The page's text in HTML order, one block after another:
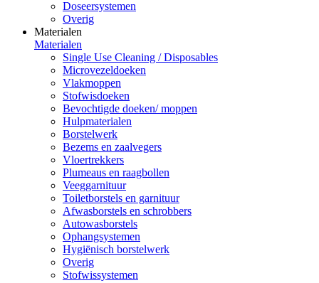
Doseersystemen
Overig
Materialen
Materialen
Single Use Cleaning / Disposables
Microvezeldoeken
Vlakmoppen
Stofwisdoeken
Bevochtigde doeken/ moppen
Hulpmaterialen
Borstelwerk
Bezems en zaalvegers
Vloertrekkers
Plumeaus en raagbollen
Veeggarnituur
Toiletborstels en garnituur
Afwasborstels en schrobbers
Autowasborstels
Ophangsystemen
Hygiënisch borstelwerk
Overig
Stofwissystemen